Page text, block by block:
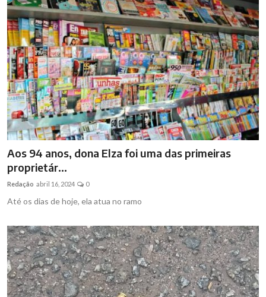
Aos 94 anos, dona Elza foi uma das primeiras
proprietár...
Redação abril 16, 2024 0
Até os dias de hoje, ela atua no ramo